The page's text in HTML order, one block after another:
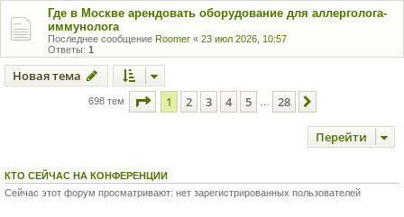
Где в Москве арендовать оборудование для аллерголога-
иммунолога
Последнее сообщение Roomer « 23 июл 2026, 10:57
Ответы: 1
Новая тема
698 тем Страница из 28
1 2 3 4 5 28
Перейти
КТО СЕЙЧАС НА КОНФЕРЕНЦИИ
Сейчас этот форум просматривают: нет зарегистрированных пользователей